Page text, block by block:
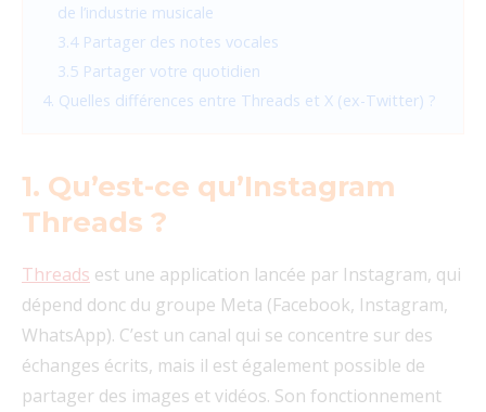
de l’industrie musicale
3.4 Partager des notes vocales
3.5 Partager votre quotidien
4. Quelles différences entre Threads et X (ex-Twitter) ?
1. Qu’est-ce qu’Instagram
Threads ?
Threads est une application lancée par Instagram, qui
dépend donc du groupe Meta (Facebook, Instagram,
WhatsApp). C’est un canal qui se concentre sur des
échanges écrits, mais il est également possible de
partager des images et vidéos. Son fonctionnement